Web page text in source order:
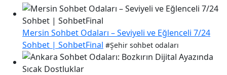
Mersin Sohbet Odaları – Seviyeli ve Eğlenceli 7/24
Sohbet | SohbetFinal #Şehir sohbet odaları